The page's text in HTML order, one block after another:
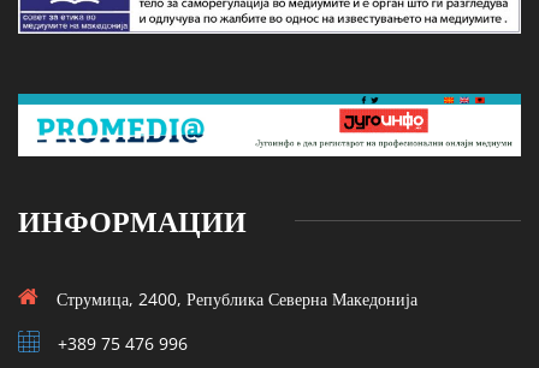
ИНФОРМАЦИИ
Струмица, 2400, Република Северна Македонија
+389 75 476 996